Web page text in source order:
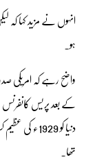
انہوں نے مزید کہا
ہو۔
کے بعد پریس کانفرنس
دنیا کو
تھا۔